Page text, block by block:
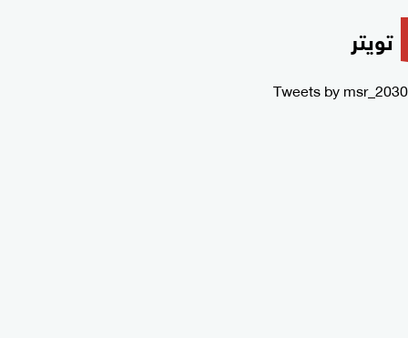
تويتر
Tweets by msr_2030